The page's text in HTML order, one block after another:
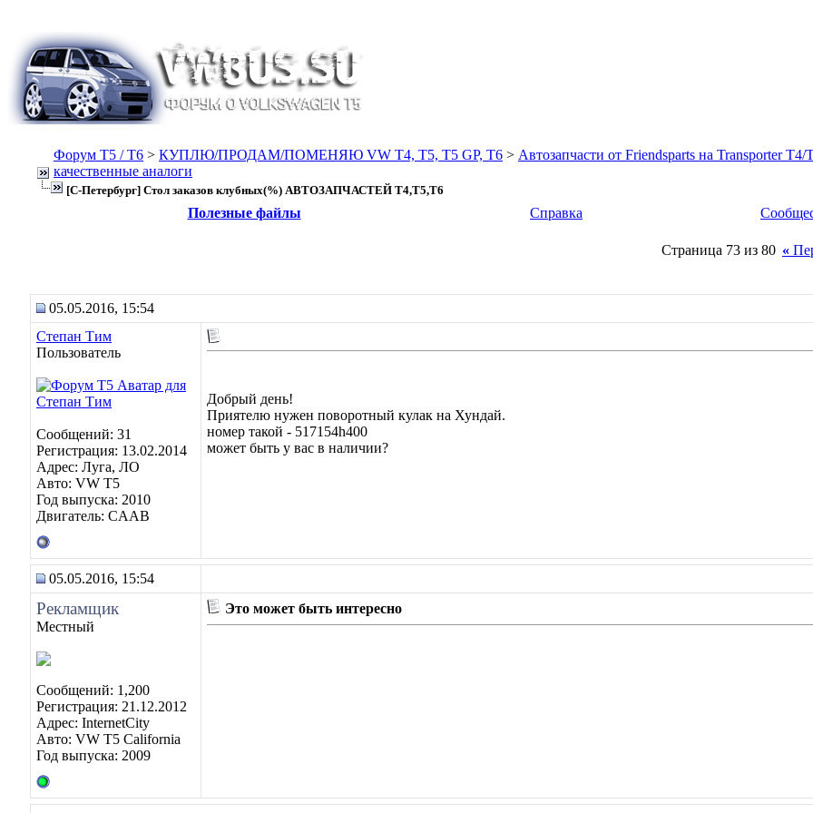
Форум Т5 / T6 > КУПЛЮ/ПРОДАМ/ПОМЕНЯЮ VW T4, Т5, T5 GP, T6 > Автозапчасти от Friendsparts на Transporter
качественные аналоги
[С-Петербург] Стол заказов клубных(%) АВТОЗАПЧАСТЕЙ T4,T5,T6
Полезные файлы Справка
Страница 73 из 80 «
05.05.2016, 15:54
Степан Тим
Пользователь
Сообщений: 31
Регистрация: 13.02.2014
Адрес: Луга, ЛО
Авто: VW T5
Год выпуска: 2010
Двигатель: CAAB
Добрый день!
Приятелю нужен поворотный кулак на Хундай.
номер такой - 517154h400
может быть у вас в наличии?
05.05.2016, 15:54
Рекламщик
Местный
Сообщений: 1,200
Регистрация: 21.12.2012
Адрес: InternetCity
Авто: VW T5 California
Год выпуска: 2009
Это может быть интересно